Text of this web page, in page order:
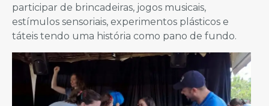
participar de brincadeiras, jogos musicais,
estímulos sensoriais, experimentos plásticos e
táteis tendo uma história como pano de fundo.